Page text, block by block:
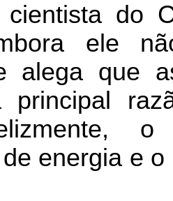
do
ele
alega que
o
energia e